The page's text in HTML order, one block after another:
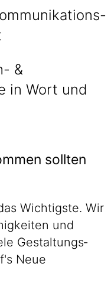
&
in Wort und
sollten
Wichtigste. Wir
und
Gestaltungs­
Neue